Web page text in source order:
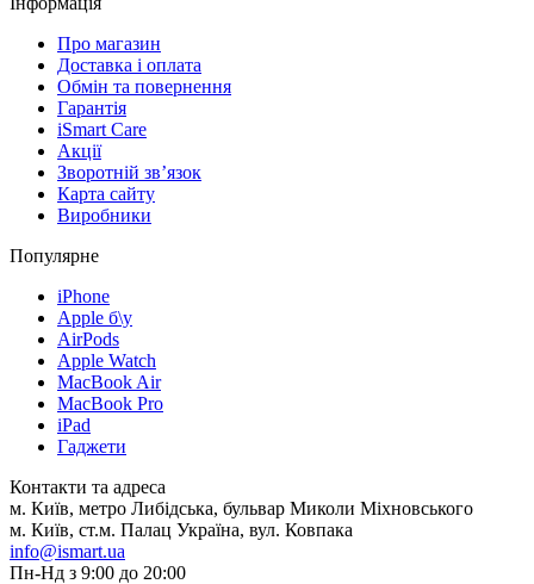
Про магазин
Доставка і оплата
Обмін та повернення
Гарантія
iSmart Care
Акції
Зворотній зв’язок
Карта сайту
Виробники
Популярне
iPhone
Apple б\у
AirPods
Apple Watch
MacBook Air
MacBook Pro
iPad
Гаджети
Контакти та адреса
м. Київ, метро Либідська, бульвар Миколи Міхновського
м. Київ, ст.м. Палац Україна, вул. Ковпака
info@ismart.ua
Пн-Нд з 9:00 до 20:00